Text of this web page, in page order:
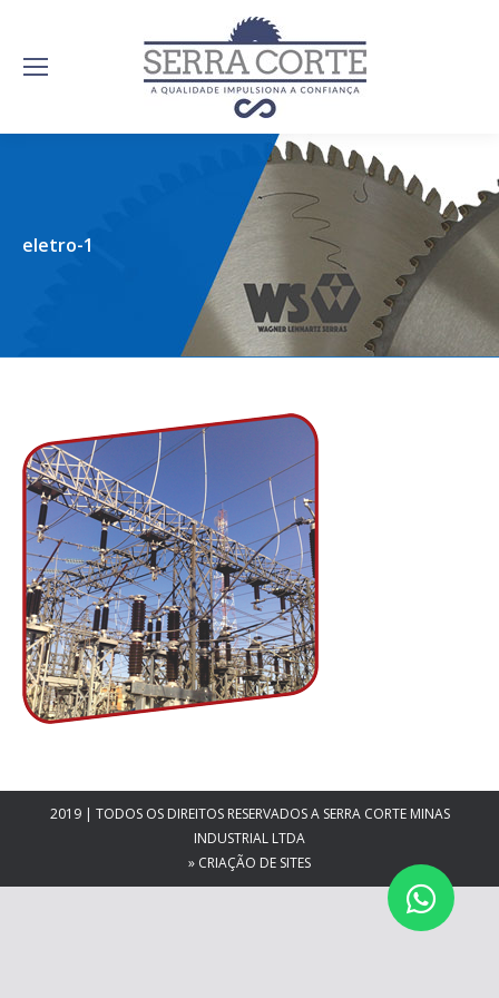
eletro-1
2019 | TODOS OS DIREITOS RESERVADOS A SERRA CORTE MINAS
INDUSTRIAL LTDA
» CRIAÇÃO DE SITES